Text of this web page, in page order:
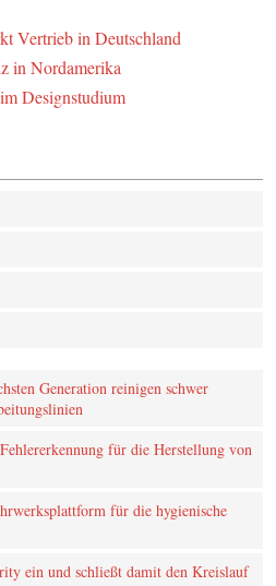
Vertrieb in Deutschland
in Nordamerika
Designstudium
Generation reinigen schwer
für die Herstellung von
für die hygienische
ein und schließt damit den Kreislauf